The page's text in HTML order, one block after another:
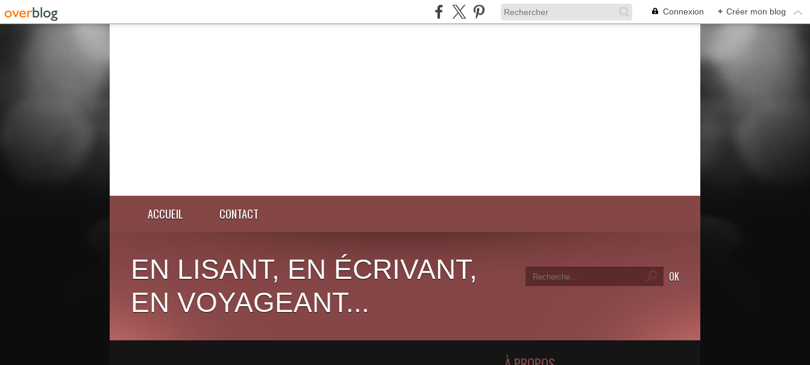
Connexion + Créer mon blog
ACCUEIL CONTACT
EN LISANT, EN ÉCRIVANT,
EN VOYAGEANT...